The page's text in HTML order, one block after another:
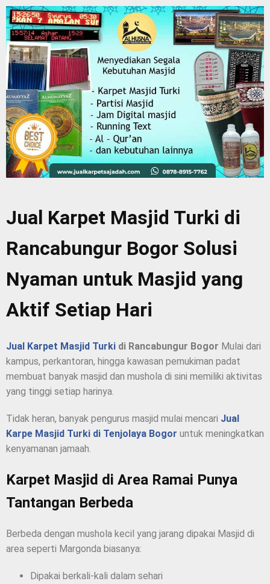
Jual Karpet Masjid Turki di
Rancabungur Bogor Solusi
Nyaman untuk Masjid yang
Aktif Setiap Hari
Jual Karpet Masjid Turki di Rancabungur Bogor Mulai dari
kampus, perkantoran, hingga kawasan pemukiman padat
membuat banyak masjid dan mushola di sini memiliki aktivitas
yang tinggi setiap harinya.
Tidak heran, banyak pengurus masjid mulai mencari Jual
Karpe Masjid Turki di Tenjolaya Bogor untuk meningkatkan
kenyamanan jamaah.
Karpet Masjid di Area Ramai Punya
Tantangan Berbeda
Berbeda dengan mushola kecil yang jarang dipakai Masjid di
area seperti Margonda biasanya:
Dipakai berkali-kali dalam sehari